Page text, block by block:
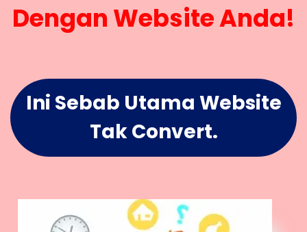
Dengan Website Anda!
Ini Sebab Utama Website
Tak Convert.